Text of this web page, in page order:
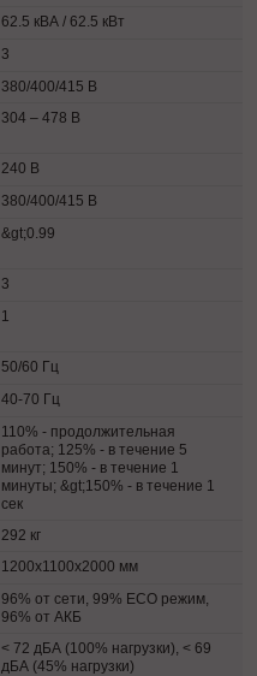
62.5 кВА / 62.5 кВт
3
380/400/415 В
304 – 478 В
240 В
380/400/415 В
&gt;0.99
3
1
50/60 Гц
40-70 Гц
110% - продолжительная
работа; 125% - в течение 5
минут; 150% - в течение 1
минуты; &gt;150% - в течение 1
сек
292 кг
1200х1100х2000 мм
96% от сети, 99% ECO режим,
96% от АКБ
< 72 дБА (100% нагрузки), < 69
дБА (45% нагрузки)